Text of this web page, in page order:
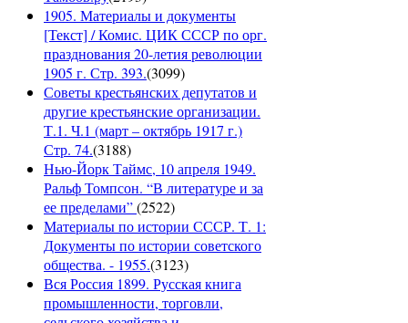
1905. Материалы и документы
[Текст] / Комис. ЦИК СССР по орг.
празднования 20-летия революции
1905 г. Стр. 393.(3099)
Советы крестьянских депутатов и
другие крестьянские организации.
Т.1. Ч.1 (март – октябрь 1917 г.)
Стр. 74.(3188)
Нью-Йорк Таймс, 10 апреля 1949.
Ральф Томпсон. “В литературе и за
ее пределами”(2522)
Материалы по истории СССР. Т. 1:
Документы по истории советского
общества. - 1955.(3123)
Вся Россия 1899. Русская книга
промышленности, торговли,